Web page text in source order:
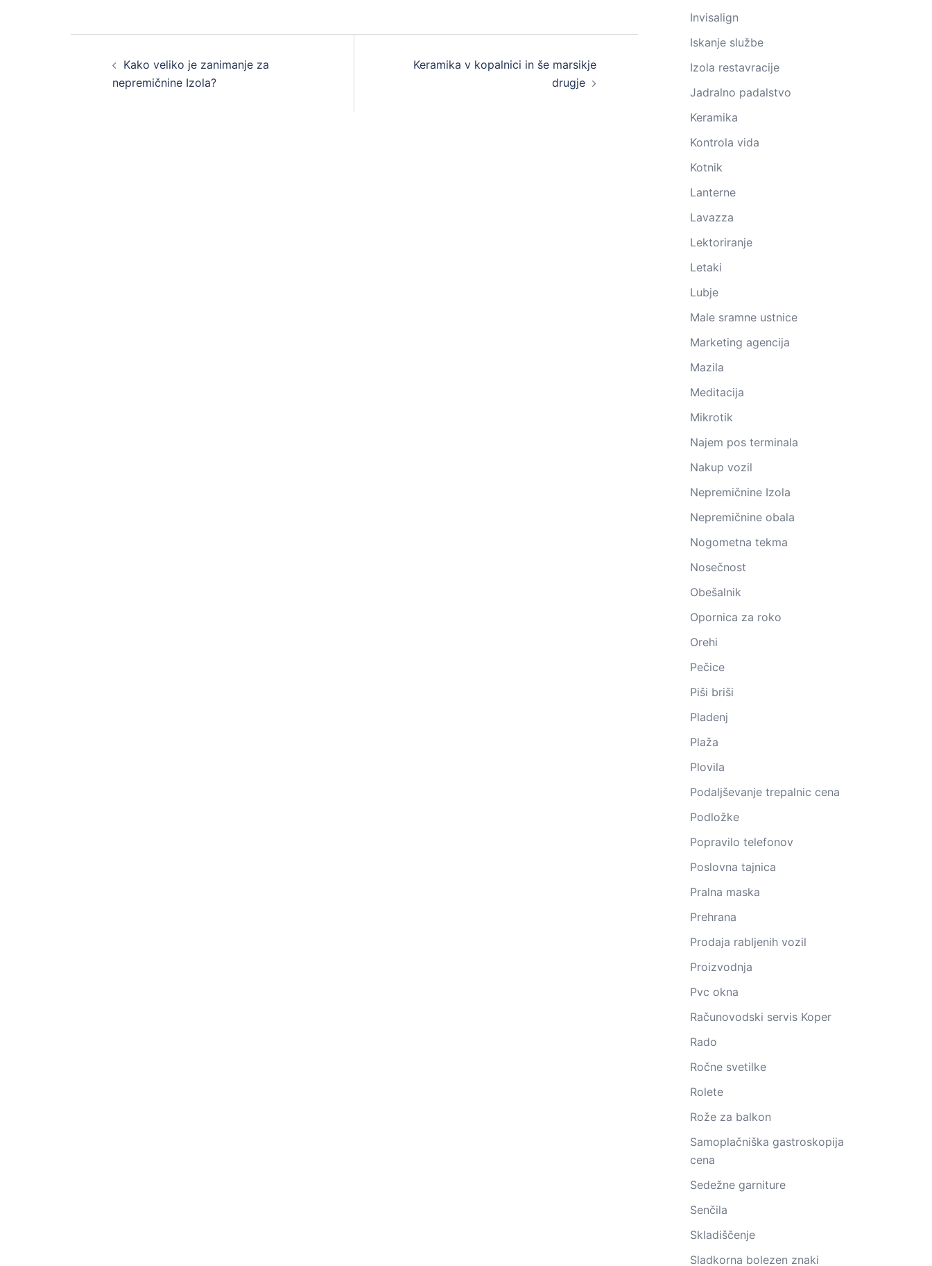
Post
navigation
Kako veliko je zanimanje za
nepremičnine Izola?
Keramika v kopalnici in še marsikje
drugje
Invisalign
Iskanje službe
Izola restavracije
Jadralno padalstvo
Keramika
Kontrola vida
Kotnik
Lanterne
Lavazza
Lektoriranje
Letaki
Lubje
Male sramne ustnice
Marketing agencija
Mazila
Meditacija
Mikrotik
Najem pos terminala
Nakup vozil
Nepremičnine Izola
Nepremičnine obala
Nogometna tekma
Nosečnost
Obešalnik
Opornica za roko
Orehi
Pečice
Piši briši
Pladenj
Plaža
Plovila
Podaljševanje trepalnic cena
Podložke
Popravilo telefonov
Poslovna tajnica
Pralna maska
Prehrana
Prodaja rabljenih vozil
Proizvodnja
Pvc okna
Računovodski servis Koper
Rado
Ročne svetilke
Rolete
Rože za balkon
Samoplačniška gastroskopija
cena
Sedežne garniture
Senčila
Skladiščenje
Sladkorna bolezen znaki